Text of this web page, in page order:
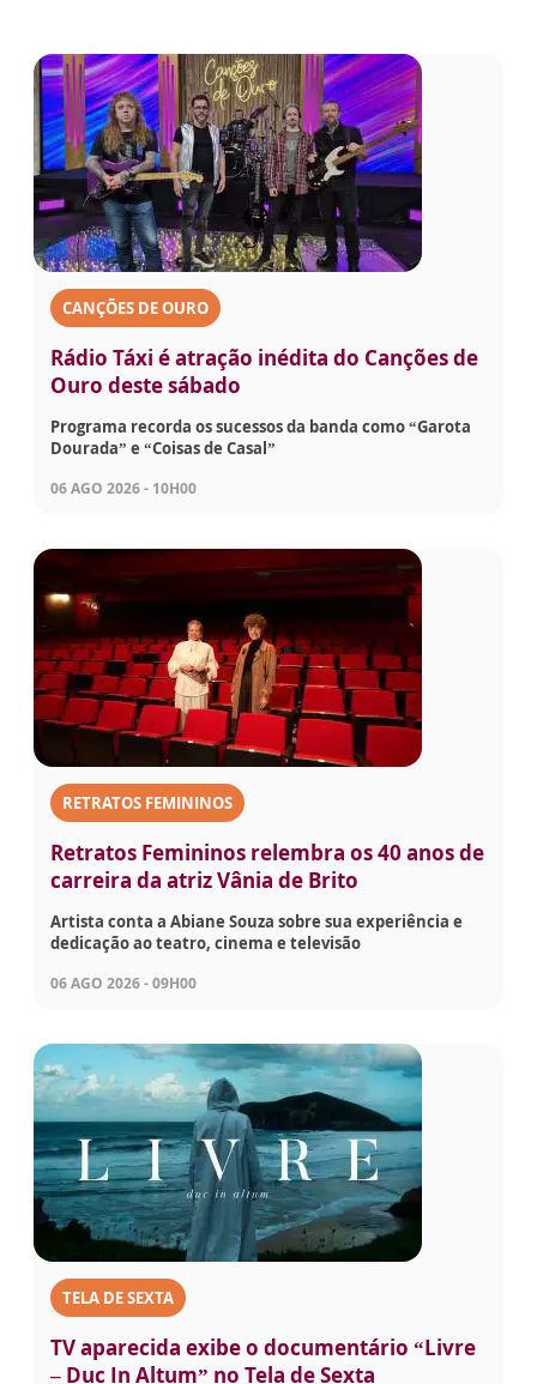
CANÇÕES DE OURO
Rádio Táxi é atração inédita do Canções de
Ouro deste sábado
Programa recorda os sucessos da banda como “Garota
Dourada” e “Coisas de Casal”
06 AGO 2026 - 10H00
RETRATOS FEMININOS
Retratos Femininos relembra os 40 anos de
carreira da atriz Vânia de Brito
Artista conta a Abiane Souza sobre sua experiência e
dedicação ao teatro, cinema e televisão
06 AGO 2026 - 09H00
TELA DE SEXTA
TV aparecida exibe o documentário “Livre
– Duc In Altum” no Tela de Sexta